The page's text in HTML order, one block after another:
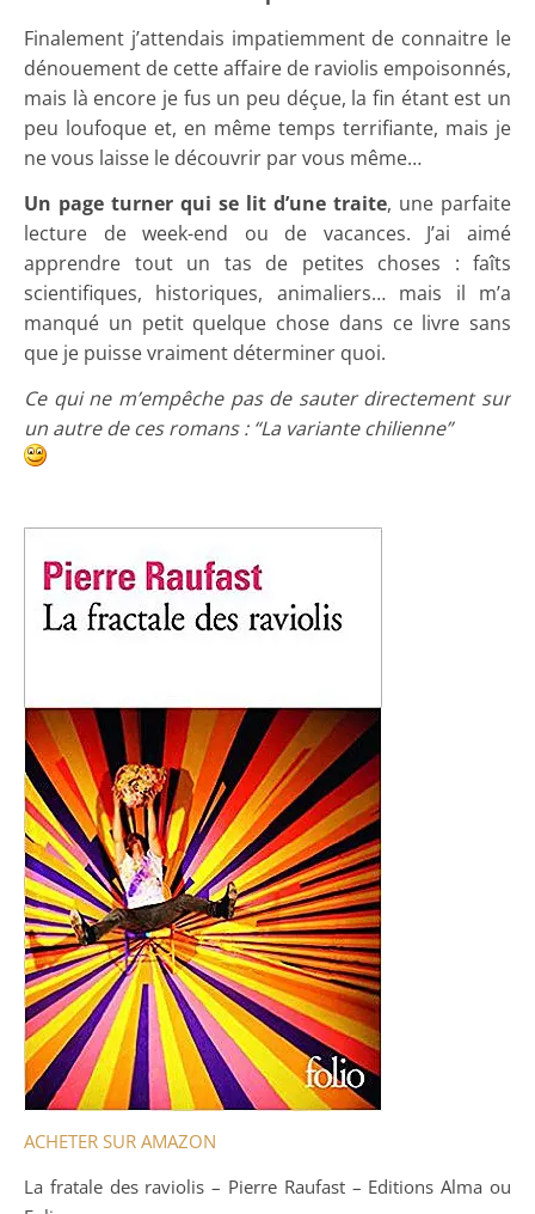
Finalement j’attendais impatiemment de connaitre le
dénouement de cette affaire de raviolis empoisonnés,
mais là encore je fus un peu déçue, la fin étant est un
peu loufoque et, en même temps terrifiante, mais je
ne vous laisse le découvrir par vous même…
Un page turner qui se lit d’une traite, une parfaite
lecture de week-end ou de vacances. J’ai aimé
apprendre tout un tas de petites choses : faîts
scientifiques, historiques, animaliers… mais il m’a
manqué un petit quelque chose dans ce livre sans
que je puisse vraiment déterminer quoi.
Ce qui ne m’empêche pas de sauter directement sur
un autre de ces romans : “La variante chilienne”
ACHETER SUR AMAZON
La fratale des raviolis – Pierre Raufast – Editions Alma ou